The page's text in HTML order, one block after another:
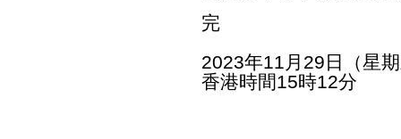
完
2023年11月29日（星
香港時間15時12分